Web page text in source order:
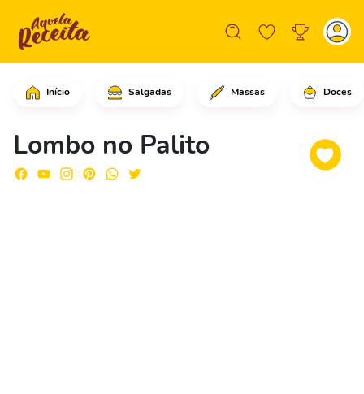
Início Salgadas Massas Doces
Lombo no Palito
Comece cortando o pedaço de